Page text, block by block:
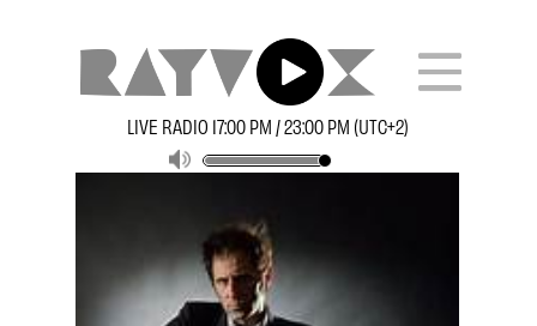
LIVE RADIO 17:00 PM / 23:00 PM (UTC+2)